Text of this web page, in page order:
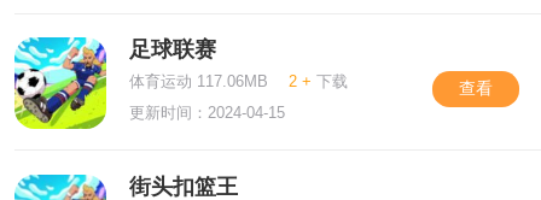
足球联赛
体育运动 117.06MB 2 + 下载
更新时间：2024-04-15
查看
街头扣篮王